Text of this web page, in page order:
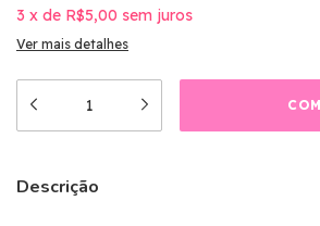
3 x de R$5,00 sem juros
Ver mais detalhes
Descrição